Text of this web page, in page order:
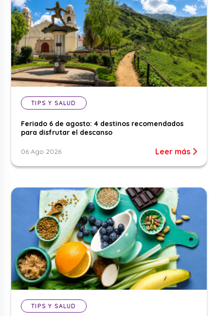
TIPS Y SALUD
Feriado 6 de agosto: 4 destinos recomendados
para disfrutar el descanso
06 Ago 2026 Leer más
TIPS Y SALUD